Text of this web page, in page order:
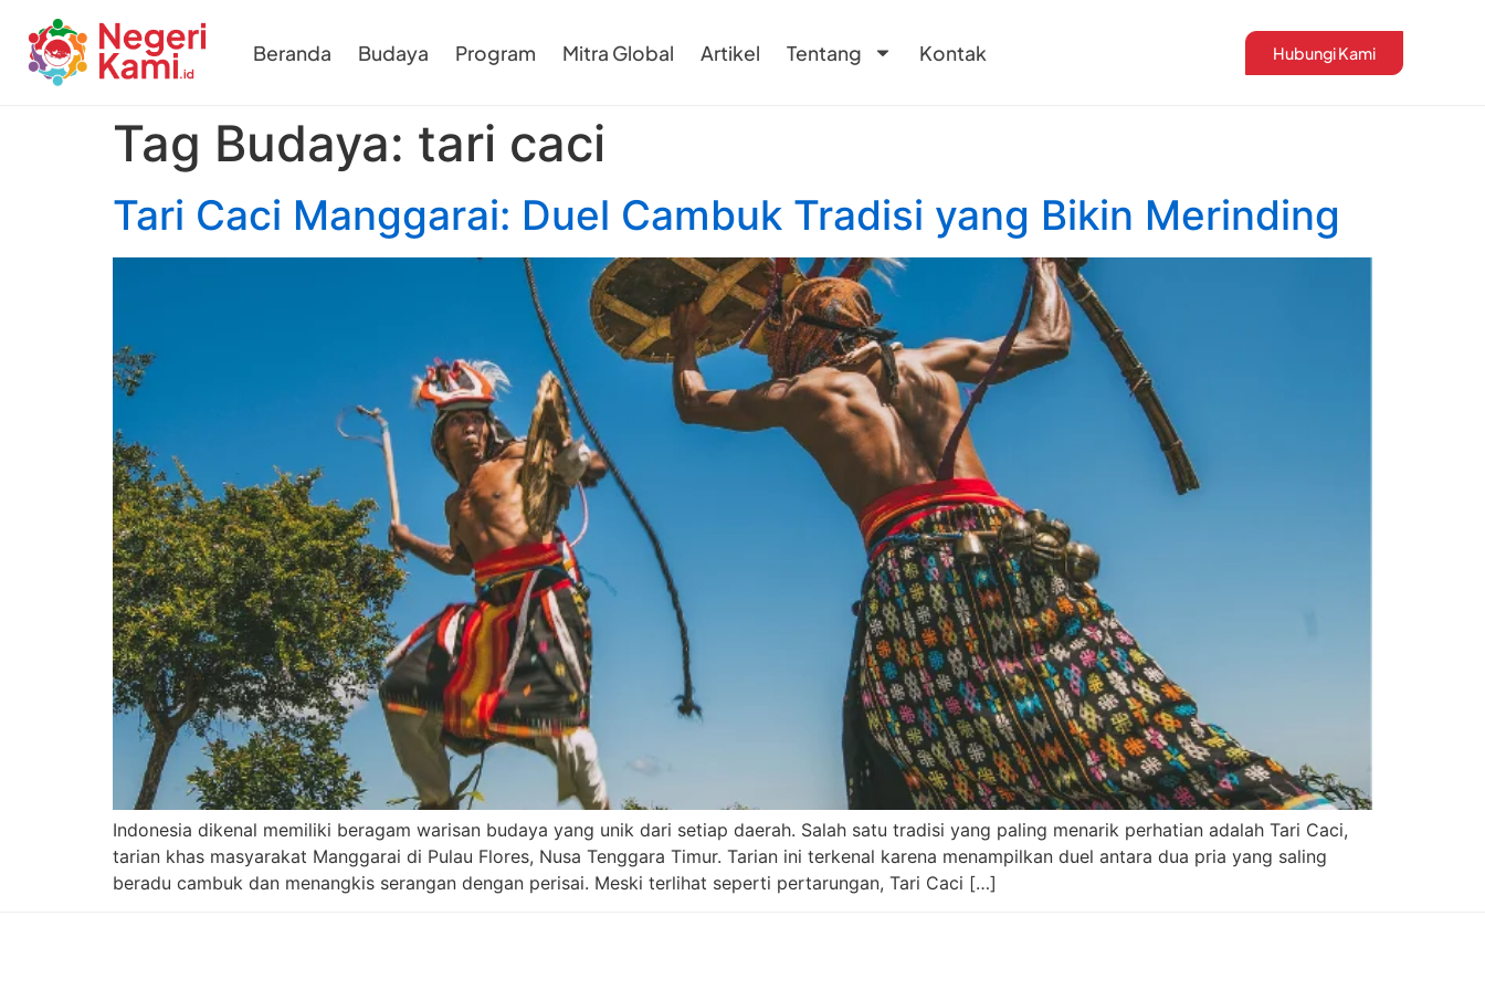
Beranda Budaya Program Mitra Global Artikel Tentang Kontak Hubungi Kami
Tag Budaya: tari caci
Tari Caci Manggarai: Duel Cambuk Tradisi yang Bikin Merinding
Indonesia dikenal memiliki beragam warisan budaya yang unik dari setiap daerah. Salah satu tradisi yang paling menarik perhatian adalah Tari Caci,
tarian khas masyarakat Manggarai di Pulau Flores, Nusa Tenggara Timur. Tarian ini terkenal karena menampilkan duel antara dua pria yang saling
beradu cambuk dan menangkis serangan dengan perisai. Meski terlihat seperti pertarungan, Tari Caci […]